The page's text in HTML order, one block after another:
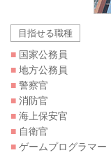
目指せる職種
■ 国家公務員
■ 地方公務員
■ 警察官
■ 消防官
■ 海上保安官
■ 自衛官
■ ゲームプログラマー